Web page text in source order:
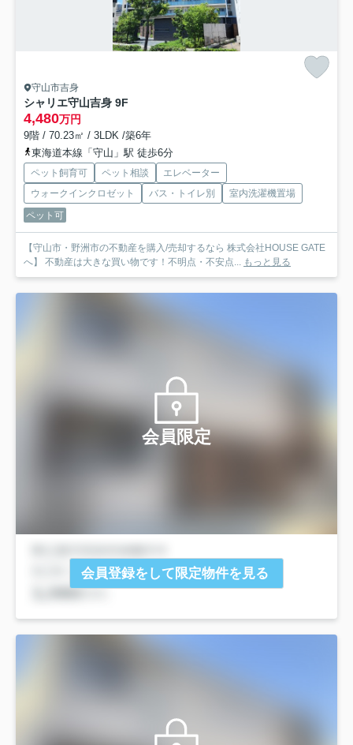
守山市吉身
シャリエ守山吉身 9F
4,480万円
9階 / 70.23㎡ / 3LDK /築6年
東海道本線「守山」駅 徒歩6分
ペット飼育可 ペット相談
エレベーター
ウォークインクロゼット
バス・トイレ別
室内洗濯機置場
ペット可
【守山市・野洲市の不動産を購入/売却するなら 株式会社HOUSE GATE
へ】 不動産は大きな買い物です！不明点・不安点... もっと見る
会員限定
会員登録をして限定物件を見る